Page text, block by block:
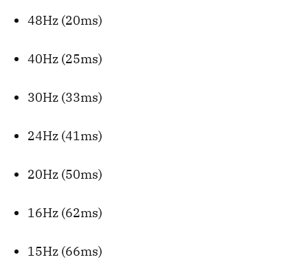
48Hz (20ms)
40Hz (25ms)
30Hz (33ms)
24Hz (41ms)
20Hz (50ms)
16Hz (62ms)
15Hz (66ms)